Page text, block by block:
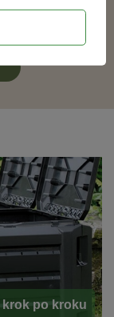
krok po kroku